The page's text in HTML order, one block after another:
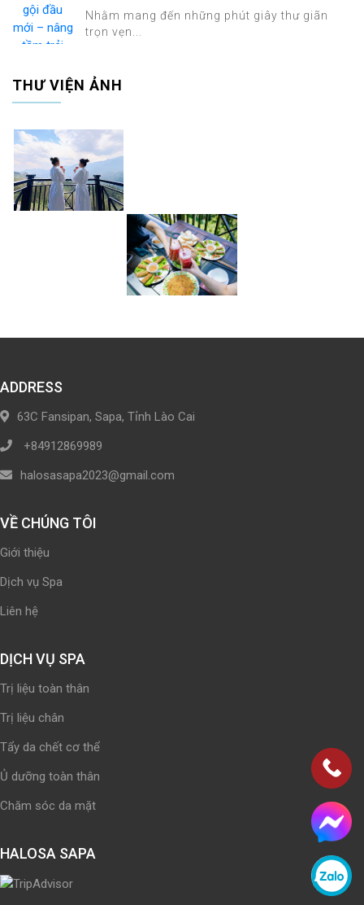
DƯỠNG SINH TẠI HALOSA SPA & MASSAGE
Nhằm mang đến những phút giây thư giãn
trọn vẹn...
THƯ VIỆN ẢNH
ADDRESS
63C Fansipan, Sapa, Tỉnh Lào Cai
+84912869989
halosasapa2023@gmail.com
VỀ CHÚNG TÔI
Giới thiệu
Dịch vụ Spa
Liên hệ
DỊCH VỤ SPA
Trị liệu toàn thân
Trị liệu chân
Tẩy da chết cơ thể
Ủ dưỡng toàn thân
Chăm sóc da mặt
HALOSA SAPA